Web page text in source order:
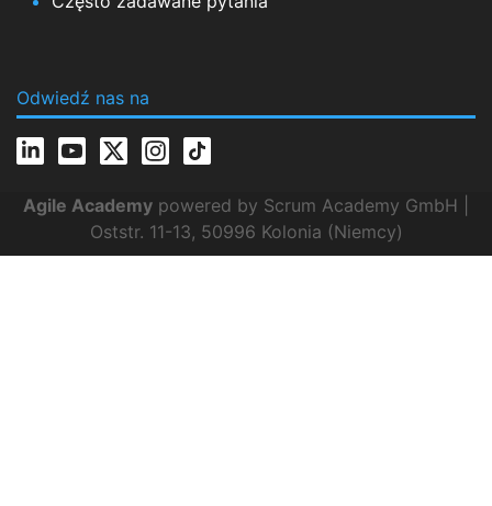
Odwiedź nas na
Agile Academy powered by Scrum Academy GmbH |
Oststr. 11-13, 50996 Kolonia (Niemcy)